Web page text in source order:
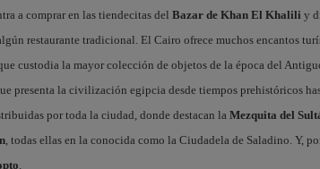
a comprar en las tiendecitas del Bazar de Khan El Khalili y
restaurante tradicional. El Cairo ofrece muchos encantos
custodia la mayor colección de objetos de la época del
presenta la civilización egipcia desde tiempos prehistóricos
por toda la ciudad, donde destacan la Mezquita del
, todas ellas en la conocida como la Ciudadela de Saladino. Y,
.